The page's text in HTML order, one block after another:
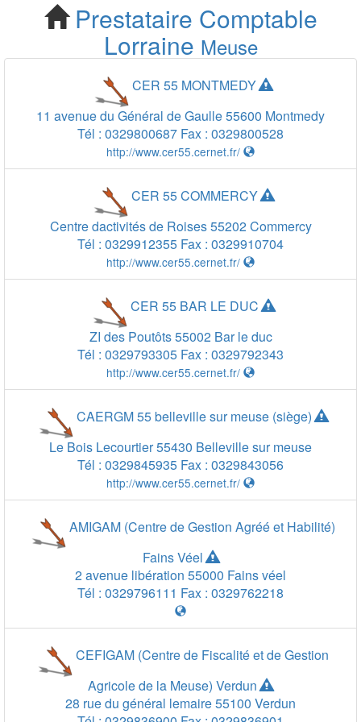
Cherchez votre
Prestataire Comptable
Meuse 55
Prestataire Comptable
Lorraine Meuse
CER 55 MONTMEDY
11 avenue du Général de Gaulle55600 Montmedy
Tél : 0329800687 Fax : 0329800528
http://www.cer55.cernet.fr/
CER 55 COMMERCY
Centre dactivités de Roises55202Commercy
Tél : 0329912355 Fax : 0329910704
http://www.cer55.cernet.fr/
CER 55 BAR LE DUC
ZI des Poutôts55002 Bar le duc
Tél : 0329793305 Fax : 0329792343
http://www.cer55.cernet.fr/
CAERGM 55 belleville sur meuse (siège)
Le Bois Lecourtier55430 Belleville sur meuse
Tél : 0329845935 Fax : 0329843056
http://www.cer55.cernet.fr/
AMIGAM (Centre de Gestion Agréé et Habilité)
Fains Véel
2 avenue libération 55000 Fains véel
Tél : 0329796111 Fax : 0329762218
CEFIGAM (Centre de Fiscalité et de Gestion
Agricole de la Meuse) Verdun
28 rue du général lemaire55100 Verdun